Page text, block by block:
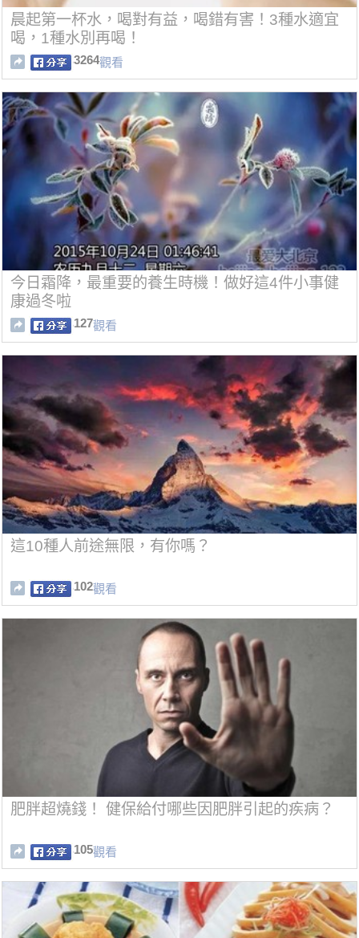
晨起第一杯水，喝對有益，喝錯有害！3種水適宜
喝，1種水別再喝！
3264觀看
今日霜降，最重要的養生時機！做好這4件小事健
康過冬啦
127觀看
這10種人前途無限，有你嗎？
102觀看
肥胖超燒錢！ 健保給付哪些因肥胖引起的疾病？
105觀看